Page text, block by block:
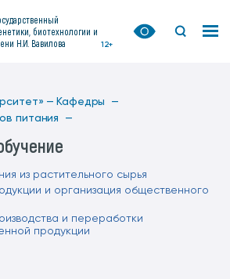
биотехнологии и
Н.И. Вавилова
12+
— Кафедры —
питания —
из растительного сырья
и организация общественного
и переработки
продукции